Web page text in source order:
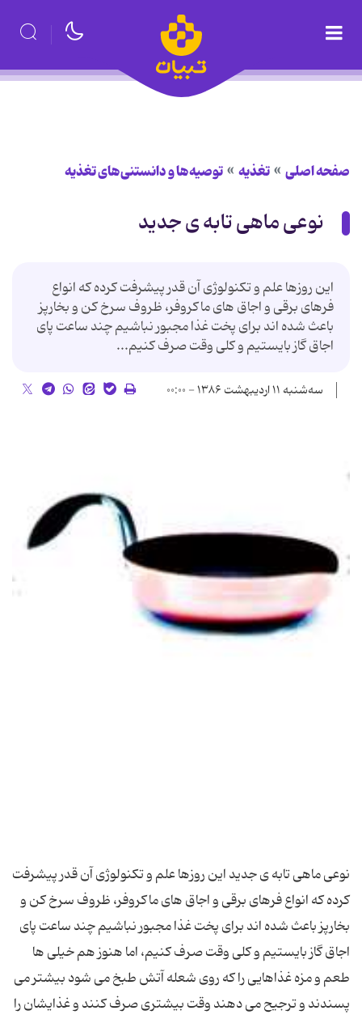
صفحه اصلی تغذیه توصیه‌ها و دانستنی‌های تغذیه
نوعی ماهی تابه ی جدید
این روزها علم و تکنولوژی آن قدر پیشرفت کرده که انواع
فرهای برقی و اجاق های ماکروفر، ظروف سرخ کن و بخارپز
باعث شده اند برای پخت غذا مجبور نباشیم چند ساعت پای
اجاق گاز بایستیم و کلی وقت صرف کنیم...
سه‌شنبه ۱۱ اردیبهشت ۱۳۸۶ - ۰۰:۰۰
نوعی ماهی تابه ی جدید این روزها علم و تکنولوژی آن قدر پیشرفت
کرده که انواع فرهای برقی و اجاق های ماکروفر، ظروف سرخ کن و
بخارپز باعث شده اند برای پخت غذا مجبور نباشیم چند ساعت پای
اجاق گاز بایستیم و کلی وقت صرف کنیم، اما هنوز هم خیلی ها
طعم و مزه غذاهایی را که روی شعله آتش طبخ می شود بیشتر می
پسندند و ترجیح می دهند وقت بیشتری صرف کنند و غذایشان را